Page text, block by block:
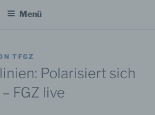
Menü
TFGZ
Polarisiert sich
FGZ live